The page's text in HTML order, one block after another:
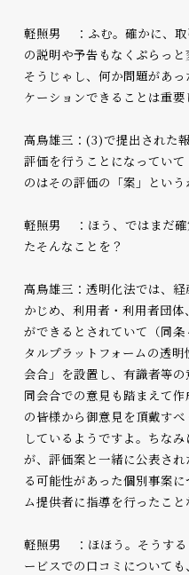
軽照男 ：ふむ。確かに、取
の説明や予告もなくぷらっ
そうじゃし、何か問題があ
ケーションできることは重要
高鳥雄三：(3)で提出された
評価を行うことになってい
のはその評価の「案」という
軽照男 ：ほう、ではまだ確
たそんなことを？
高鳥雄三：透明化法では、
かじめ、利用者・利用者団
ができるとされていて（同
タルプラットフォームの透
会合」を設置し、有識者等
同会合での意見も踏まえて
の皆様から御意見を頂戴す
しているようですよ。ちな
が、評価案と一緒に公表さ
る可能性があった個別事案
ム提供者に指導を行ったこと
軽照男 ：ほほう。そうする
ービスでの口コミについて